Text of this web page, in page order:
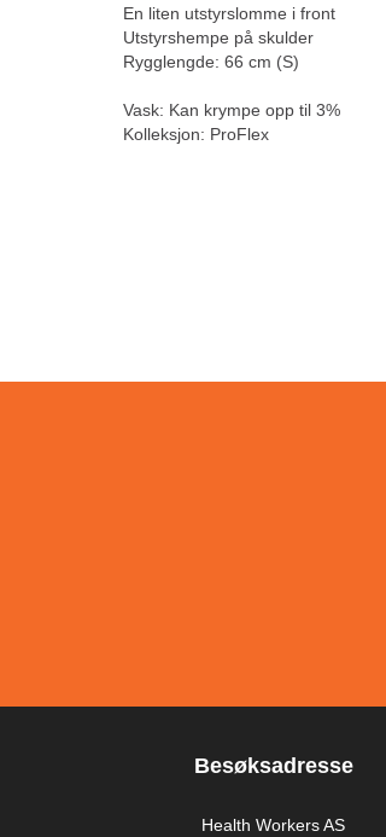
En liten utstyrslomme i front
Utstyrshempe på skulder
Rygglengde: 66 cm (S)
Vask: Kan krympe opp til 3%
Kolleksjon: ProFlex
Besøksadresse
Health Workers AS